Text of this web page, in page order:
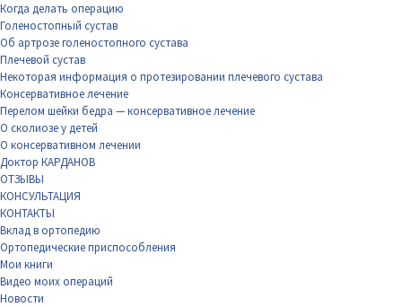
Когда делать операцию
Голеностопный сустав
Об артрозе голеностопного сустава
Плечевой сустав
Некоторая информация о протезировании плечевого сустава
Консервативное лечение
Перелом шейки бедра — консервативное лечение
О сколиозе у детей
О консервативном лечении
Доктор КАРДАНОВ
ОТЗЫВЫ
КОНСУЛЬТАЦИЯ
КОНТАКТЫ
Вклад в ортопедию
Ортопедические приспособления
Мои книги
Видео моих операций
Новости